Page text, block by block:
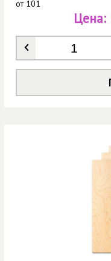
от101
Количество
Цена: